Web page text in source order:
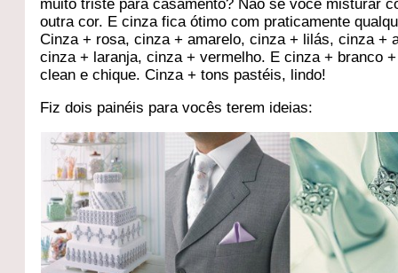
muito triste para casamento? Não se você misturar
outra cor. E cinza fica ótimo com praticamente
Cinza + rosa, cinza + amarelo, cinza + lilás, cinza +
cinza + laranja, cinza + vermelho. E cinza + branco
clean e chique. Cinza + tons pastéis, lindo!
Fiz dois painéis para vocês terem ideias: